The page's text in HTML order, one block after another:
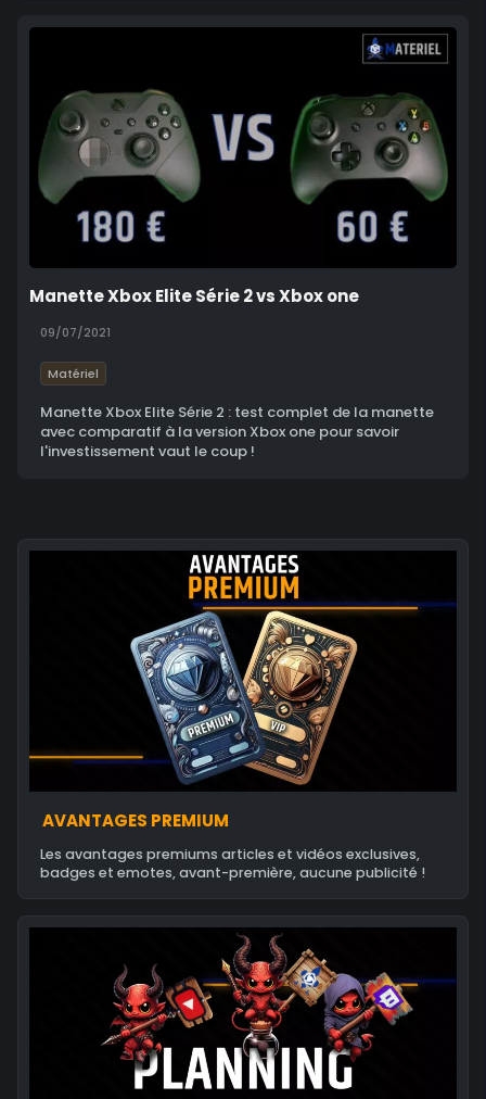
Manette Xbox Elite Série 2 vs Xbox one
09/07/2021
Matériel
Manette Xbox Elite Série 2 : test complet de la manette
avec comparatif à la version Xbox one pour savoir
l'investissement vaut le coup !
AVANTAGES PREMIUM
Les avantages premiums articles et vidéos exclusives,
badges et emotes, avant-première, aucune publicité !